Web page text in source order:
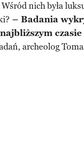
nich była
– Badania
czasie
archeolog